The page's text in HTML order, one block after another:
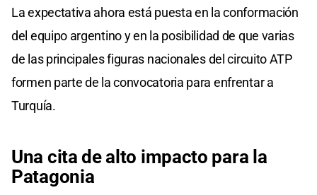
La expectativa ahora está puesta en la conformación
del equipo argentino y en la posibilidad de que varias
de las principales figuras nacionales del circuito ATP
formen parte de la convocatoria para enfrentar a
Turquía.
Una cita de alto impacto para la
Patagonia